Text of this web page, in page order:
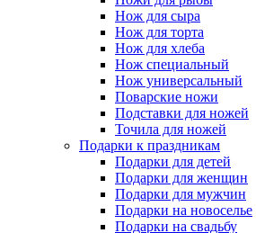
Нож для сыра
Нож для торта
Нож для хлеба
Нож специальный
Нож универсальный
Поварские ножи
Подставки для ножей
Точила для ножей
Подарки к праздникам
Подарки для детей
Подарки для женщин
Подарки для мужчин
Подарки на новоселье
Подарки на свадьбу